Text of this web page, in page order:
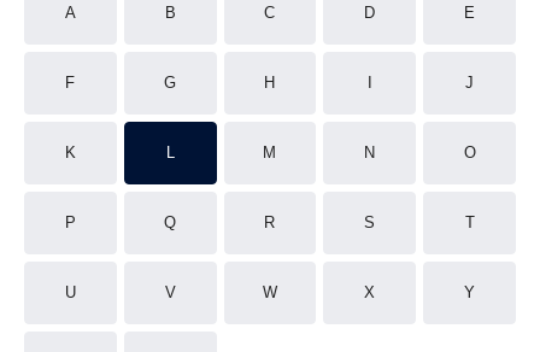
A B C D E
F G H J
K L M N O
P Q R S T
U V W X Y